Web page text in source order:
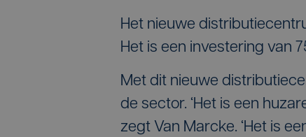
Het nieuwe
Het is een investering van
Met dit nieuwe
de sector. ‘Het is een
zegt Van Marcke. ‘Het is